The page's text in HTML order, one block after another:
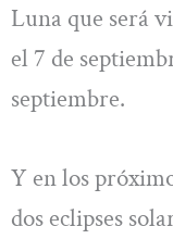
Luna que será
el 7 de
septiembre.
Y en los
dos eclipses